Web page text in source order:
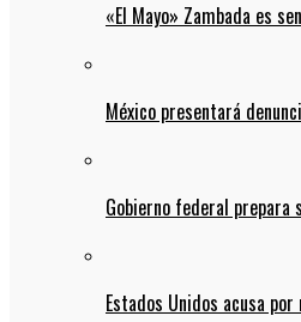
«El Mayo» Zambada es
México presentará
Gobierno federal
Estados Unidos acusa